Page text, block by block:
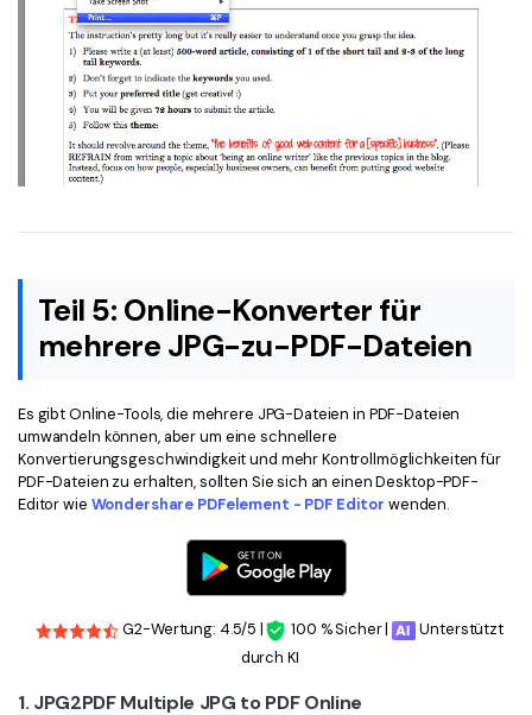
Teil 5: Online-Konverter für
mehrere JPG-zu-PDF-Dateien
Es gibt Online-Tools, die mehrere JPG-Dateien in PDF-Dateien
umwandeln können, aber um eine schnellere
Konvertierungsgeschwindigkeit und mehr Kontrollmöglichkeiten für
PDF-Dateien zu erhalten, sollten Sie sich an einen Desktop-PDF-
Editor wie Wondershare PDFelement - PDF Editor wenden.
G2-Wertung: 4.5/5 | 100 % Sicher |
Unterstützt
durch KI
1. JPG2PDF Multiple JPG to PDF Online